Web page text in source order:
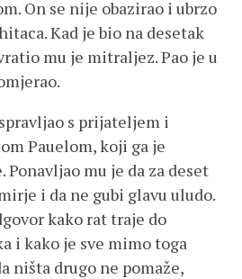
On se nije obazirao i ubrzo
Kad je bio na desetak
mu je mitraljez. Pao je u
s prijateljem i
Pauelom, koji ga je
Ponavljao mu je da za deset
i da ne gubi glavu uludo.
kako rat traje do
i kako je sve mimo toga
ništa drugo ne pomaže,